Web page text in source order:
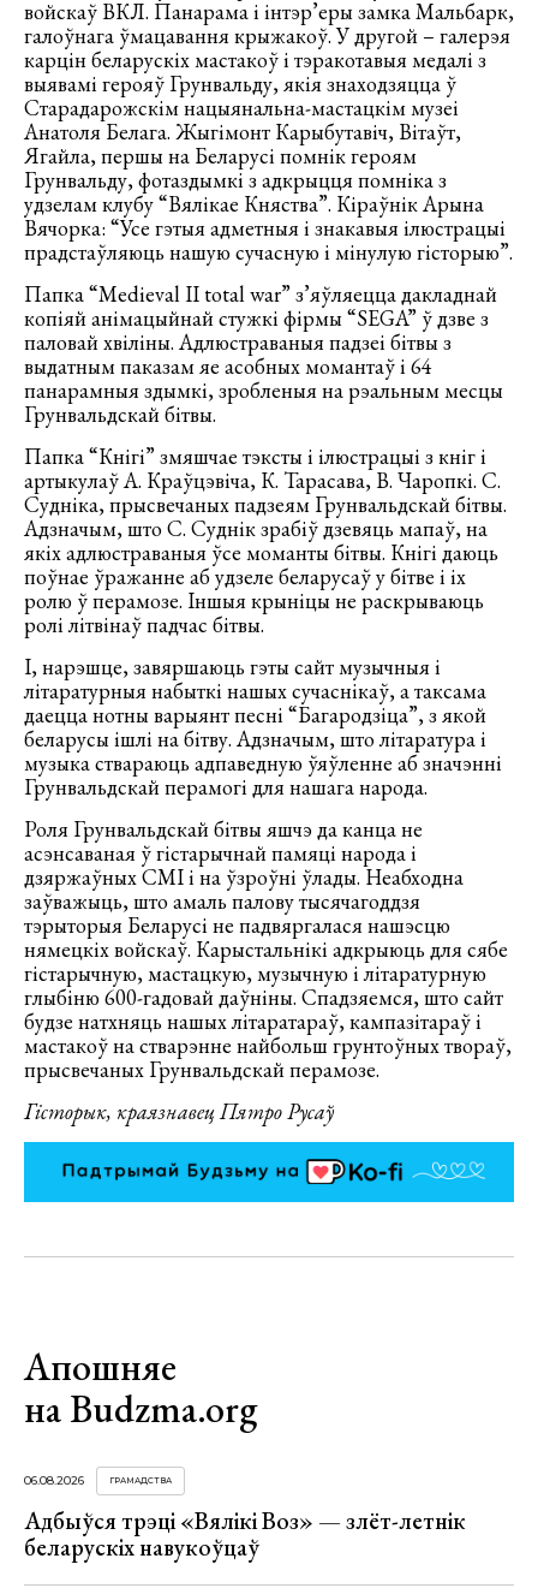
войскаў ВКЛ. Панарама і інтэр’еры замка Мальбарк,
галоўнага ўмацавання крыжакоў. У другой – галерэя
карцін беларускіх мастакоў і тэракотавыя медалі з
выявамі герояў Грунвальду, якія знаходзяцца ў
Старадарожскім нацыянальна-мастацкім музеі
Анатоля Белага. Жыгімонт Карыбутавіч, Вітаўт,
Ягайла, першы на Беларусі помнік героям
Грунвальду, фотаздымкі з адкрыцця помніка з
удзелам клубу “Вялікае Княства”. Кіраўнік Арына
Вячорка: “Усе гэтыя адметныя і знакавыя ілюстрацыі
прадстаўляюць нашую сучасную і мінулую гісторыю”.
Папка “Medieval II total war” з’яўляецца дакладнай
копіяй анімацыйнай стужкі фірмы “SEGA” ў дзве з
паловай хвіліны. Адлюстраваныя падзеі бітвы з
выдатным паказам яе асобных момантаў і 64
панарамныя здымкі, зробленыя на рэальным месцы
Грунвальдскай бітвы.
Папка “Кнігі” змяшчае тэксты і ілюстрацыі з кніг і
артыкулаў А. Краўцэвіча, К. Тарасава, В. Чаропкі. С.
Судніка, прысвечаных падзеям Грунвальдскай бітвы.
Адзначым, што С. Суднік зрабіў дзевяць мапаў, на
якіх адлюстраваныя ўсе моманты бітвы. Кнігі даюць
поўнае ўражанне аб удзеле беларусаў у бітве і іх
ролю ў перамозе. Іншыя крыніцы не раскрываюць
ролі літвінаў падчас бітвы.
І, нарэшце, завяршаюць гэты сайт музычныя і
літаратурныя набыткі нашых сучаснікаў, а таксама
даецца нотны варыянт песні “Багародзіца”, з якой
беларусы ішлі на бітву. Адзначым, што літаратура і
музыка ствараюць адпаведную ўяўленне аб значэнні
Грунвальдскай перамогі для нашага народа.
Роля Грунвальдскай бітвы яшчэ да канца не
асэнсаваная ў гістарычнай памяці народа і
дзяржаўных СМІ і на ўзроўні ўлады. Неабходна
заўважыць, што амаль палову тысячагоддзя
тэрыторыя Беларусі не падвяргалася нашэсцю
нямецкіх войскаў. Карыстальнікі адкрыюць для сябе
гістарычную, мастацкую, музычную і літаратурную
глыбіню 600-гадовай даўніны. Спадзяемся, што сайт
будзе натхняць нашых літаратараў, кампазітараў і
мастакоў на стварэнне найбольш грунтоўных твораў,
прысвечаных Грунвальдскай перамозе.
Гісторык, краязнавец Пятро Русаў
Апошняе
на Budzma.org
06.08.2026 ГРАМАДСТВА
Адбыўся трэці «Вялікі Воз» — злёт-летнік
беларускіх навукоўцаў